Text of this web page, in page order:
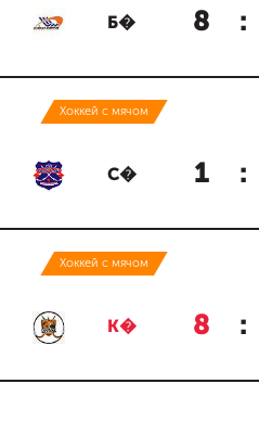
Б� 8 :
Хоккей с мячом
С� 1 :
Хоккей с мячом
К� 8 :